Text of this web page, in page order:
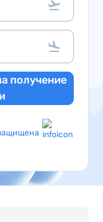
получение